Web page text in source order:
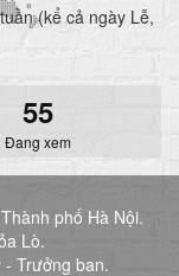
(kể cả ngày Lễ,
55
Đang xem
phố Hà Nội.
Lò.
Trưởng ban.